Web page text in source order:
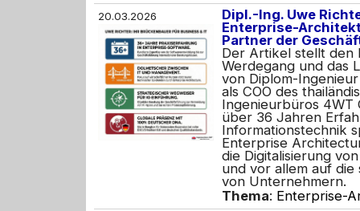
20.03.2026
Dipl.-Ing. Uwe
Enterprise-
Partner der
Der Artikel stellt den
Werdegang und das
von Diplom-
als COO des
Ingenieurbüros 4WT
über 36 Jahren
Informationstechnik
Enterprise
die Digitalisierung
und vor allem auf
von Unternehmern.
Thema: Enterprise-